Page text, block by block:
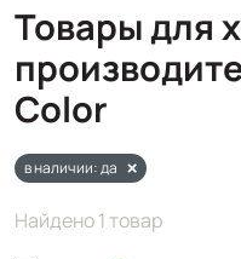
Товары для
Color
в наличии: да
Найдено 1 товар